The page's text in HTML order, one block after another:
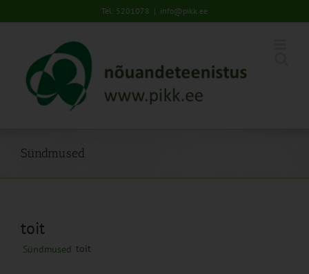
to
Tel: 5201078 | info@pikk.ee
Sündmused
toit
Sündmused toit